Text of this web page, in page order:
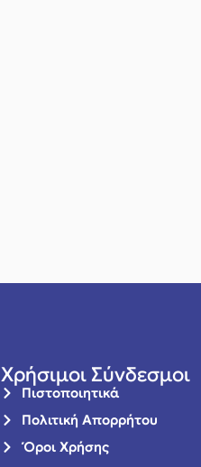
Χρήσιμοι Σύνδεσμοι
Πιστοποιητικά
Πολιτική Απορρήτου
Όροι Χρήσης